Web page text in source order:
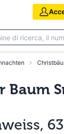
Baum